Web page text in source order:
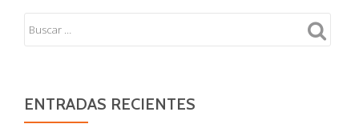
ENTRADAS RECIENTES